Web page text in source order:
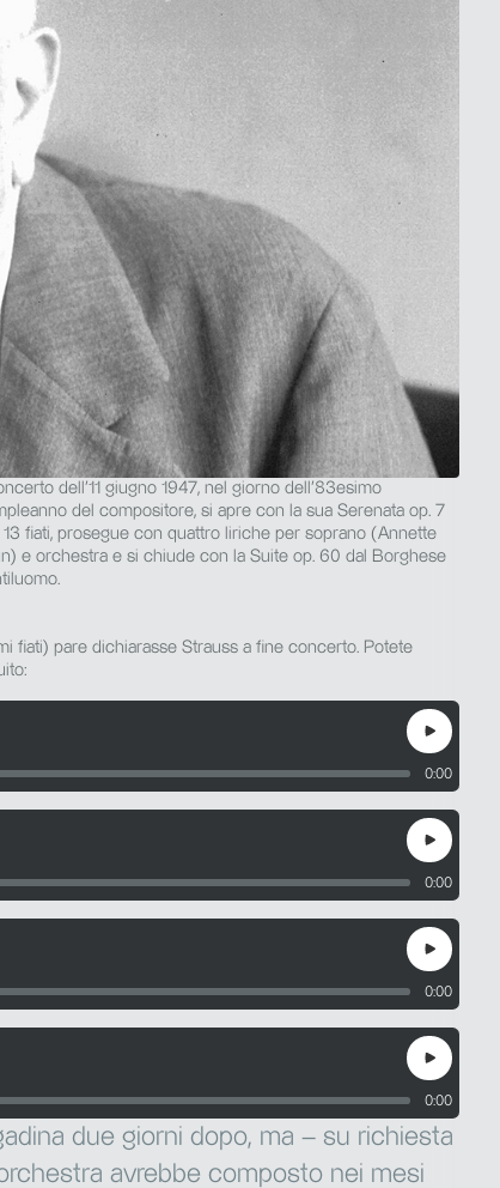
dell’11 giugno 1947, nel giorno dell’83esimo
del compositore, si apre con la sua Serenata op. 7
13 fiati, prosegue con quattro liriche per soprano (Annette
e orchestra e si chiude con la Suite op. 60 dal Borghese
fiati) pare dichiarasse Strauss a fine concerto. Potete
0:00
0:00
0:00
0:00
due giorni dopo, ma – su richiesta
avrebbe composto nei mesi